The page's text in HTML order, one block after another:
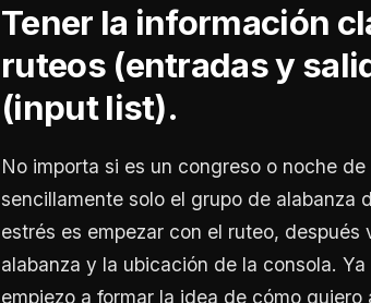
Tener la información
ruteos (entradas y
(input list).
No importa si es un congreso o noche
sencillamente solo el grupo de alabanza
estrés es empezar con el ruteo,
alabanza y la ubicación de la consola.
empiezo a formar la idea de cómo